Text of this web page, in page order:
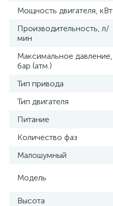
Мощность двигателя, кВт
Производительность, л/
мин
Максимальное давление,
бар (атм.)
Тип привода
Тип двигателя
Питание
Количество фаз
Малошумный
Модель
Высота